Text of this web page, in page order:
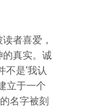
者喜爱，
的真实。诚
不是‘我认
立于一个
名字被刻